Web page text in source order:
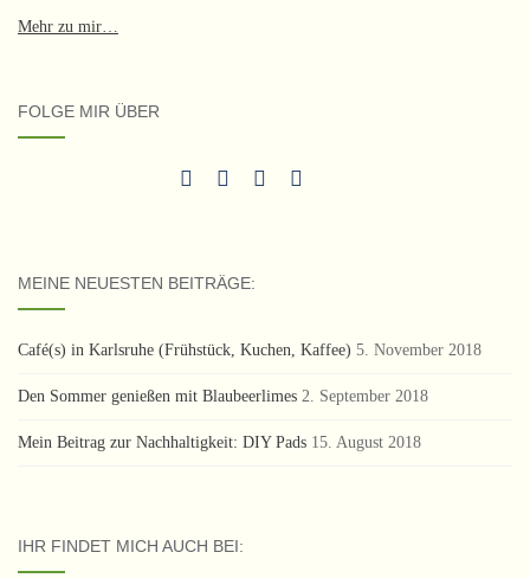
Mehr zu mir…
FOLGE MIR ÜBER
MEINE NEUESTEN BEITRÄGE:
Café(s) in Karlsruhe (Frühstück, Kuchen, Kaffee) 5. November 2018
Den Sommer genießen mit Blaubeerlimes 2. September 2018
Mein Beitrag zur Nachhaltigkeit: DIY Pads 15. August 2018
IHR FINDET MICH AUCH BEI: